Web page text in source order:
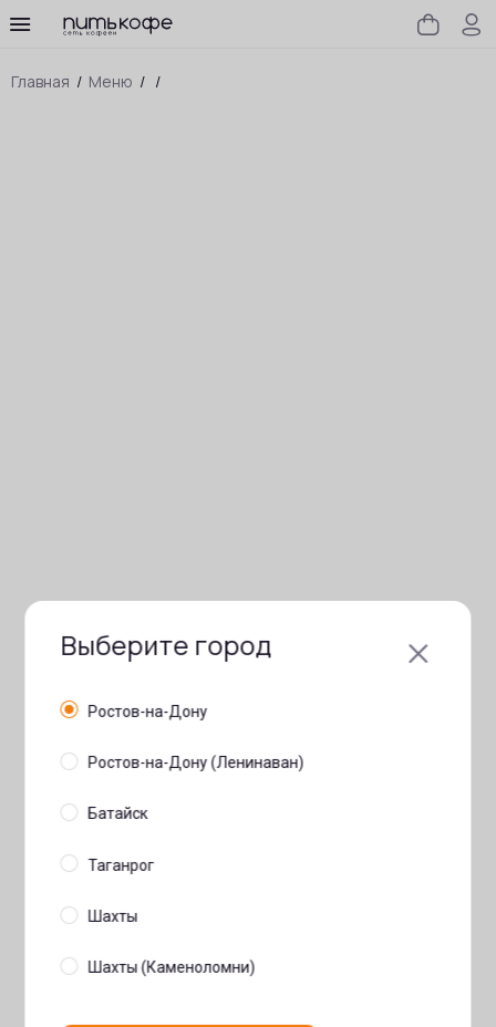
Главная / Меню / /
Выберите город
Ростов-на-Дону
Ростов-на-Дону (Ленинаван)
Батайск
Таганрог
Шахты
Шахты (Каменоломни)